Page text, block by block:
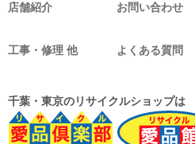
店舗紹介 お問い合わせ
工事・修理 他 よくある質問
千葉・東京のリサイクルショップは